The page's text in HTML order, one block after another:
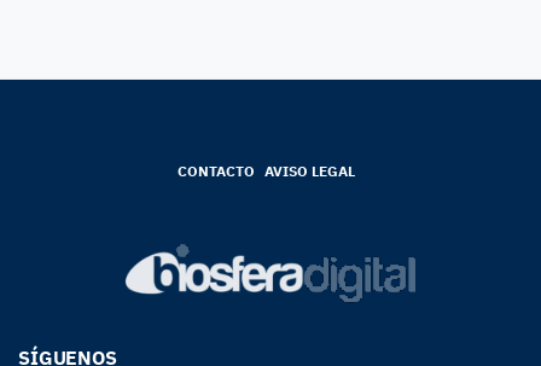
CONTACTO AVISO LEGAL
SÍGUENOS